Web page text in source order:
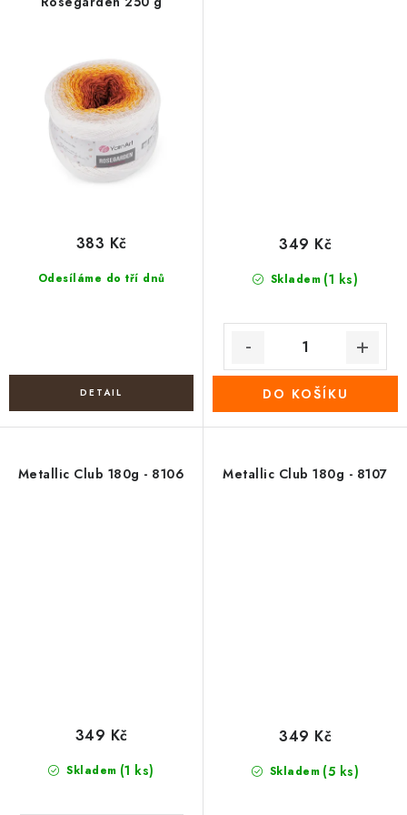
Odesíláme do tří dnů
383 Kč
Skladem (1 ks)
349 Kč
DO KOŠÍKU
Metallic Club 180g - 8106
Skladem (1 ks)
349 Kč
Metallic Club 180g - 8107
Skladem (5 ks)
349 Kč